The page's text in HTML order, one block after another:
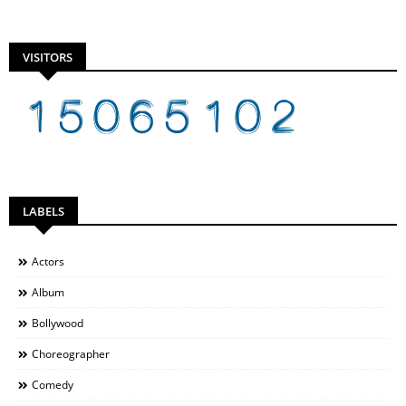
VISITORS
LABELS
Actors
Album
Bollywood
Choreographer
Comedy